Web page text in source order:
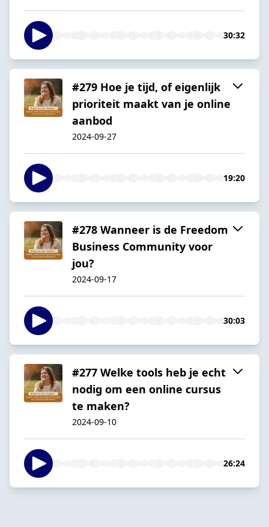
30:32
#279 Hoe je tijd, of eigenlijk
prioriteit maakt van je online
aanbod
2024-09-27
19:20
#278 Wanneer is de Freedom
Business Community voor
jou?
2024-09-17
30:03
#277 Welke tools heb je echt
nodig om een online cursus
te maken?
2024-09-10
26:24